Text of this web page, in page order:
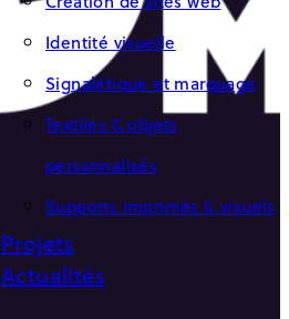
Identité visuelle
Signalétique et marquage
Textiles & objets
personnalisés
Supports imprimés & visuels
Projets
Actualités